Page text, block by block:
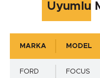
Çalışma Basıncı
=> 1.00 MPa
Uyumlu
MARKA MODEL
FORD FOCUS